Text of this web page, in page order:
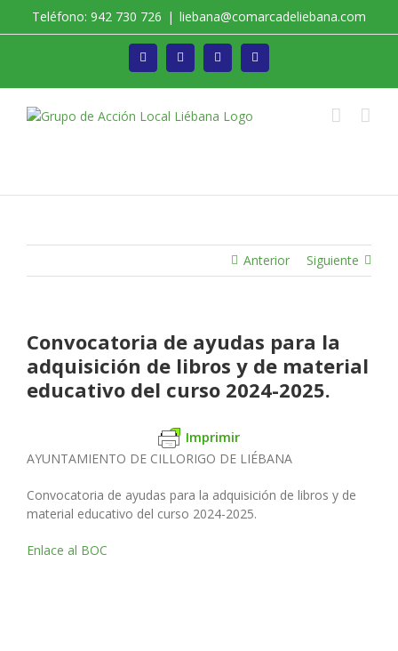
Teléfono: 942 730 726 | liebana@comarcadeliebana.com
Facebook Twitter Instagram
Anterior Siguiente
Convocatoria de ayudas para la
adquisición de libros y de material
educativo del curso 2024-2025.
Imprimir
AYUNTAMIENTO DE CILLORIGO DE LIÉBANA
Convocatoria de ayudas para la adquisición de libros y de
material educativo del curso 2024-2025.
Enlace al BOC